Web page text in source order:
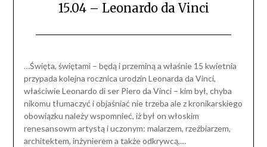
15.04 – Leonardo da Vinci
…Święta, świętami – będą i przeminą a właśnie 15 kwietnia
przypada kolejna rocznica urodzin Leonarda da Vinci,
właściwie Leonardo di ser Piero da Vinci – kim był, chyba
nikomu tłumaczyć i objaśniać nie trzeba ale z kronikarskiego
obowiązku należy wspomnieć, iż był on włoskim
renesansowm artystą i uczonym: malarzem, rzeźbiarzem,
architektem, inżynierem a także odkrywcą,…